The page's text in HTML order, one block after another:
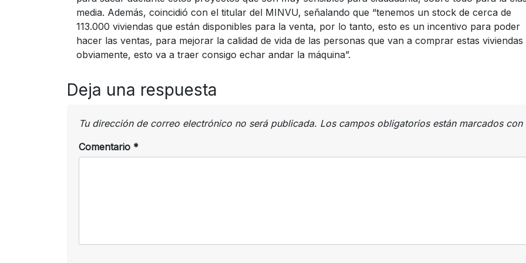
media. Además, coincidió con el titular del MINVU, señalando que “tenemos un stock de cerca de
113.000 viviendas que están disponibles para la venta, por lo tanto, esto es un incentivo para poder
hacer las ventas, para mejorar la calidad de vida de las personas que van a comprar estas viviendas
obviamente, esto va a traer consigo echar andar la máquina”.
Deja una respuesta
Tu dirección de correo electrónico no será publicada. Los campos obligatorios están marcados con
Comentario *